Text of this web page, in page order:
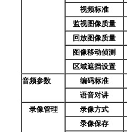
视频标准
监视图像质量
回放图像质量
图像移动侦测
区域遮挡设置
音频参数
编码标准
语音对讲
录像管理
录像方式
录像保存